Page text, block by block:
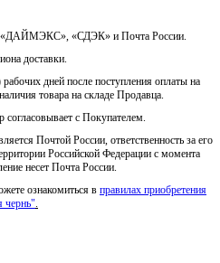
«ДАЙМЭКС», «СДЭК» и Почта России.
доставки.
дней после поступления оплаты на
товара на складе Продавца.
согласовывает с Покупателем.
Почтой России, ответственность за его
Российской Федерации с момента
несет Почта России.
ознакомиться в правилах приобретения
чернь".